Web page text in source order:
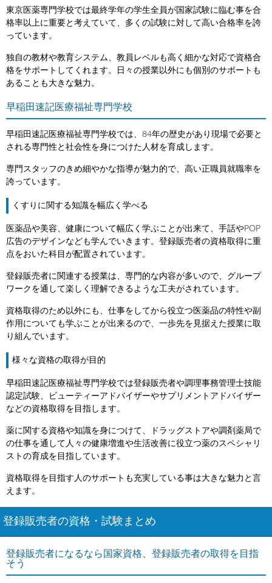
東京医薬専門学校では最終学年の学生全員が国家試験に臨む事を合
格率以上に重要と考えていて、多くの試験に対して高い合格率を誇
っています。
独自の教材や教育システム、教員レベルも高く細かな対応で資格合
格をサポートしてくれます。日々の授業以外にも個別のサポートも
あることも大きな魅力。
早稲田速記医療福祉専門学校
早稲田速記医療福祉専門学校では、84年の歴史があり現場で必要と
される専門性と社会性を身につけた人材を育成します。
専門スタッフのきめ細やかな指導が魅力的で、高い正職員就職率を
誇っています。
くすりに関する知識を幅広く学べる
医薬品や美容、健康について幅広く学ぶことが出来て、手話やPOP
広告のデザインなども学んでいきます。登録販売者の資格取得に重
点をおいた科目が配置されています。
登録販売者に関連する授業は、専門的な内容が多いので、グループ
ワークを通して楽しく理解できるような工夫がされています。
資格取得のため以外にも、仕事をしてから役立つ医薬品の特性や副
作用についても学ぶことが出来るので、一歩先を見据えた授業に取
り組んでいます。
様々な資格の取得が目的
早稲田速記医療福祉専門学校では登録販売者や調理事務管理士技能
認定試験、ビューティーアドバイザーやサプリメントアドバイザー
などの資格取得を目指します。
薬に関する資格や知識を身につけて、ドラッグストアや調剤薬局で
の仕事を通して人々の健康増進や生活改善に役立つ薬のスペシャリ
ストの育成を目指しています。
資格取得を目指す人のサポートも充実している事は大きな魅力と言
えます。
登録販売者の資格・試験まとめ
登録販売者になるなら国家資格、登録販売者の取得を目指
そう